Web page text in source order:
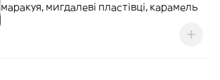
маракуя, мигдалеві пластівці, карамель